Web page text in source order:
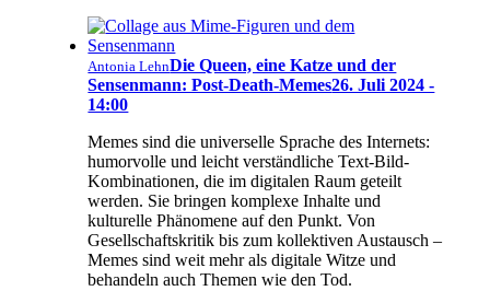
Antonia LehnDie Queen, eine Katze und der
Sensenmann: Post-Death-Memes26. Juli 2024 -
14:00
Memes sind die universelle Sprache des Internets:
humorvolle und leicht verständliche Text-Bild-
Kombinationen, die im digitalen Raum geteilt
werden. Sie bringen komplexe Inhalte und
kulturelle Phänomene auf den Punkt. Von
Gesellschaftskritik bis zum kollektiven Austausch –
Memes sind weit mehr als digitale Witze und
behandeln auch Themen wie den Tod.